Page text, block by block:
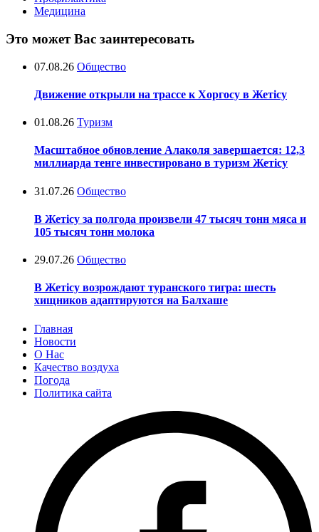
Медицина
Это может Вас заинтересовать
07.08.26 Общество
Движение открыли на трассе к Хоргосу в Жетісу
01.08.26 Туризм
Масштабное обновление Алаколя завершается: 12,3
миллиарда тенге инвестировано в туризм Жетісу
31.07.26 Общество
В Жетісу за полгода произвели 47 тысяч тонн мяса и
105 тысяч тонн молока
29.07.26 Общество
В Жетісу возрождают туранского тигра: шесть
хищников адаптируются на Балхаше
Главная
Новости
О Нас
Качество воздуха
Погода
Политика сайта